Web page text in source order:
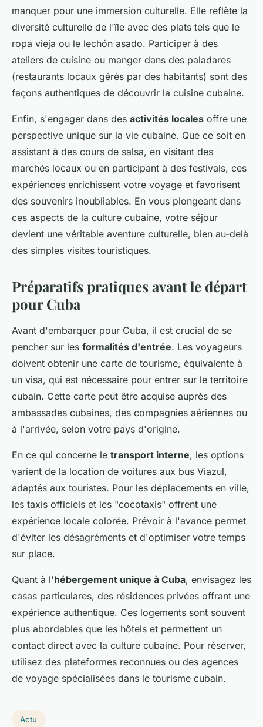
manquer pour une immersion culturelle. Elle reflète la
diversité culturelle de l'île avec des plats tels que le
ropa vieja ou le lechón asado. Participer à des
ateliers de cuisine ou manger dans des paladares
(restaurants locaux gérés par des habitants) sont des
façons authentiques de découvrir la cuisine cubaine.
Enfin, s'engager dans des activités locales offre une
perspective unique sur la vie cubaine. Que ce soit en
assistant à des cours de salsa, en visitant des
marchés locaux ou en participant à des festivals, ces
expériences enrichissent votre voyage et favorisent
des souvenirs inoubliables. En vous plongeant dans
ces aspects de la culture cubaine, votre séjour
devient une véritable aventure culturelle, bien au-delà
des simples visites touristiques.
Préparatifs pratiques avant le départ
pour Cuba
Avant d'embarquer pour Cuba, il est crucial de se
pencher sur les formalités d'entrée. Les voyageurs
doivent obtenir une carte de tourisme, équivalente à
un visa, qui est nécessaire pour entrer sur le territoire
cubain. Cette carte peut être acquise auprès des
ambassades cubaines, des compagnies aériennes ou
à l'arrivée, selon votre pays d'origine.
En ce qui concerne le transport interne, les options
varient de la location de voitures aux bus Viazul,
adaptés aux touristes. Pour les déplacements en ville,
les taxis officiels et les "cocotaxis" offrent une
expérience locale colorée. Prévoir à l'avance permet
d'éviter les désagréments et d'optimiser votre temps
sur place.
Quant à l'hébergement unique à Cuba, envisagez les
casas particulares, des résidences privées offrant une
expérience authentique. Ces logements sont souvent
plus abordables que les hôtels et permettent un
contact direct avec la culture cubaine. Pour réserver,
utilisez des plateformes reconnues ou des agences
de voyage spécialisées dans le tourisme cubain.
Actu